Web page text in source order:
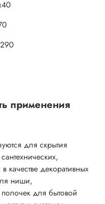
применения
для скрытия
качестве декоративных
ниши,
для бытовой